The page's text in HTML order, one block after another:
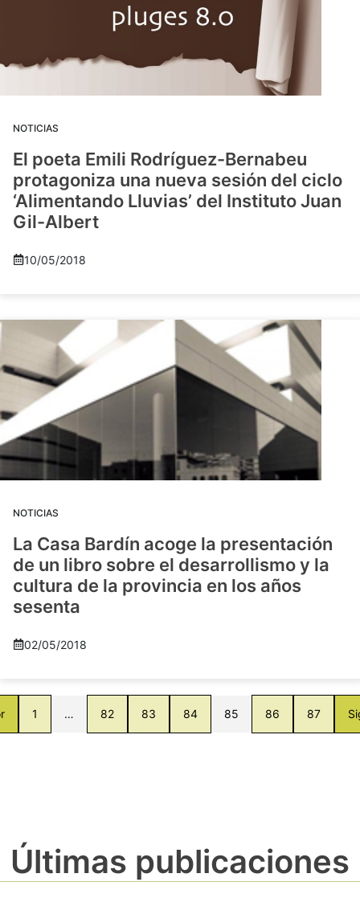
NOTICIAS
El poeta Emili Rodríguez-Bernabeu
protagoniza una nueva sesión del ciclo
‘Alimentando Lluvias’ del Instituto Juan
Gil-Albert
10/05/2018
NOTICIAS
La Casa Bardín acoge la presentación
de un libro sobre el desarrollismo y la
cultura de la provincia en los años
sesenta
02/05/2018
1 … 82 83 84 85 86 87
Últimas publicaciones